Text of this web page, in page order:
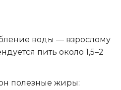
воды — взрослому
пить около 1,5–2
полезные жиры: